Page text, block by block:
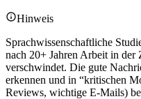
Hinweis
Sprachwissenschaftliche
nach 20+ Jahren Arbeit in der
verschwindet. Die gute
erkennen und in “kritischen
Reviews, wichtige E-Mails)